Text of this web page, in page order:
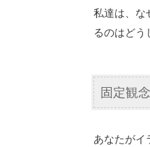
私達は、な
るのはどう
固定観
あなたがイ